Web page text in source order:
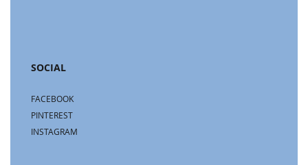
SOCIAL
FACEBOOK
PINTEREST
INSTAGRAM